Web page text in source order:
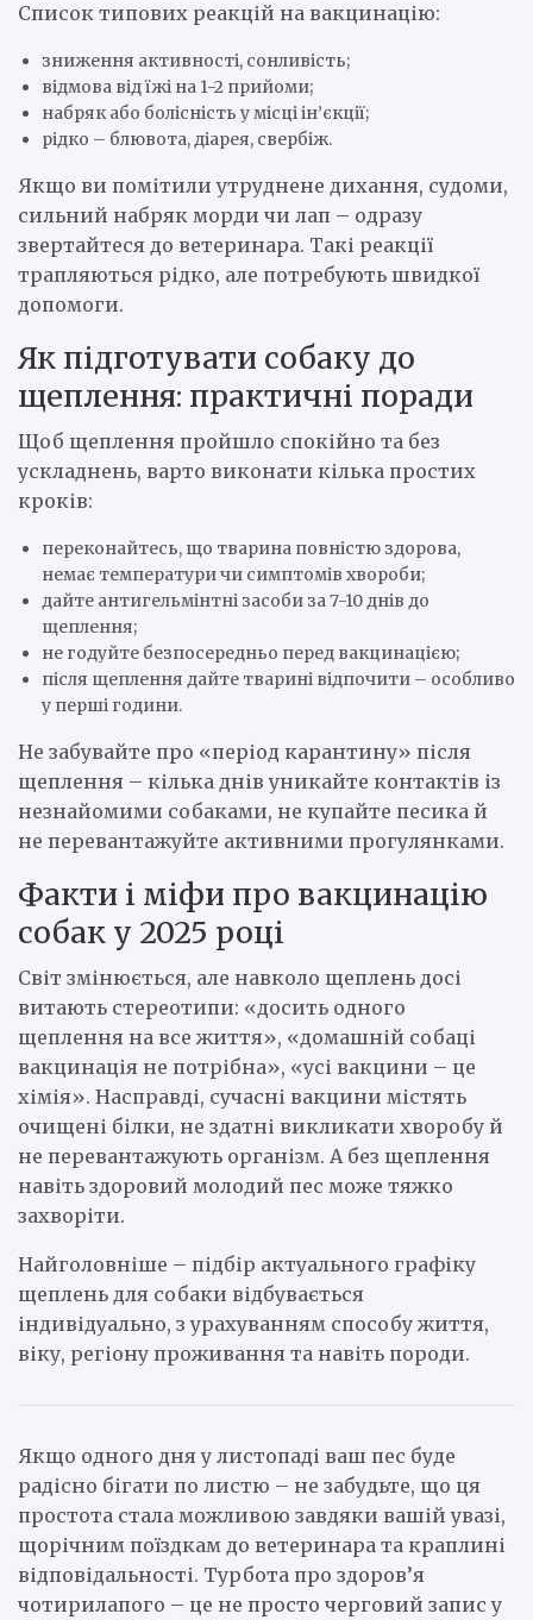
Список типових реакцій на вакцинацію:
зниження активності, сонливість;
відмова від їжі на 1-2 прийоми;
набряк або болісність у місці ін’єкції;
рідко – блювота, діарея, свербіж.
Якщо ви помітили утруднене дихання, судоми,
сильний набряк морди чи лап – одразу
звертайтеся до ветеринара. Такі реакції
трапляються рідко, але потребують швидкої
допомоги.
Як підготувати собаку до
щеплення: практичні поради
Щоб щеплення пройшло спокійно та без
ускладнень, варто виконати кілька простих
кроків:
переконайтесь, що тварина повністю здорова,
немає температури чи симптомів хвороби;
дайте антигельмінтні засоби за 7-10 днів до
щеплення;
не годуйте безпосередньо перед вакцинацією;
після щеплення дайте тварині відпочити – особливо
у перші години.
Не забувайте про «період карантину» після
щеплення – кілька днів уникайте контактів із
незнайомими собаками, не купайте песика й
не перевантажуйте активними прогулянками.
Факти і міфи про вакцинацію
собак у 2025 році
Світ змінюється, але навколо щеплень досі
витають стереотипи: «досить одного
щеплення на все життя», «домашній собаці
вакцинація не потрібна», «усі вакцини – це
хімія». Насправді, сучасні вакцини містять
очищені білки, не здатні викликати хворобу й
не перевантажують організм. А без щеплення
навіть здоровий молодий пес може тяжко
захворіти.
Найголовніше – підбір актуального графіку
щеплень для собаки відбувається
індивідуально, з урахуванням способу життя,
віку, регіону проживання та навіть породи.
Якщо одного дня у листопаді ваш пес буде
радісно бігати по листю – не забудьте, що ця
простота стала можливою завдяки вашій увазі,
щорічним поїздкам до ветеринара та краплині
відповідальності. Турбота про здоров’я
чотирилапого – це не просто черговий запис у